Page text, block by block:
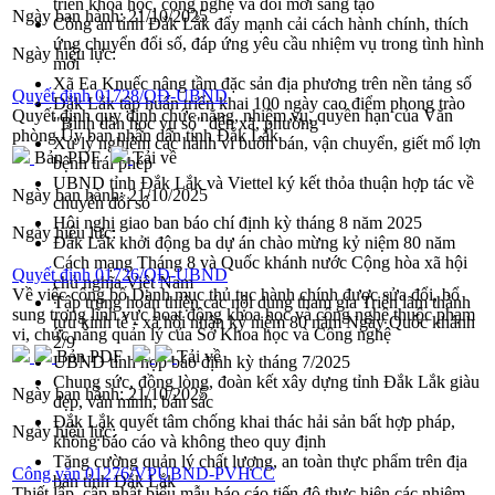
triển khoa học, công nghệ và đổi mới sáng tạo
Công an tỉnh Đắk Lắk đẩy mạnh cải cách hành chính, thích
ứng chuyển đổi số, đáp ứng yêu cầu nhiệm vụ trong tình hình
mới
Xã Ea Knuếc nâng tầm đặc sản địa phương trên nền tảng số
Đắk Lắk tập huấn triển khai 100 ngày cao điểm phong trào
"Bình dân học vụ số" đến xã, phường
Xử lý nghiêm các hành vi buôn bán, vận chuyển, giết mổ lợn
bệnh trái phép
UBND tỉnh Đắk Lắk và Viettel ký kết thỏa thuận hợp tác về
chuyển đổi số
Hội nghị giao ban báo chí định kỳ tháng 8 năm 2025
Đắk Lắk khởi động ba dự án chào mừng kỷ niệm 80 năm
Cách mạng Tháng 8 và Quốc khánh nước Cộng hòa xã hội
chủ nghĩa Việt Nam
Tập trung hoàn thiện các nội dung tham gia Triển lãm thành
tựu kinh tế - xã hội nhân kỷ niệm 80 năm Ngày Quốc khánh
2/9
UBND tỉnh họp báo định kỳ tháng 7/2025
Chung sức, đồng lòng, đoàn kết xây dựng tỉnh Đắk Lắk giàu
đẹp, văn minh, bản sắc
Đắk Lắk quyết tâm chống khai thác hải sản bất hợp pháp,
không báo cáo và không theo quy định
Tăng cường quản lý chất lượng, an toàn thực phẩm trên địa
bàn tỉnh Đắk Lắk
Ngày ban hành:21/10/2025
Ngày hiệu lực:
Quyết định 01728/QĐ-UBND
Quyết định quy định chức năng, nhiệm vụ, quyền hạn của Văn
phòng Ủy ban nhân dân tỉnh Đắk Lắk
Bản PDF
Tải về
Ngày ban hành:21/10/2025
Ngày hiệu lực:
Quyết định 01726/QĐ-UBND
Về việc công bố Danh mục thủ tục hành chính được sửa đổi, bổ
sung trong lĩnh vực hoạt động khoa học và công nghệ thuộc phạm
vi, chức năng quản lý của Sở Khoa học và Công nghệ
Bản PDF
Tải về
Ngày ban hành:21/10/2025
Ngày hiệu lực:
Công văn 01276/VPUBND-PVHCC